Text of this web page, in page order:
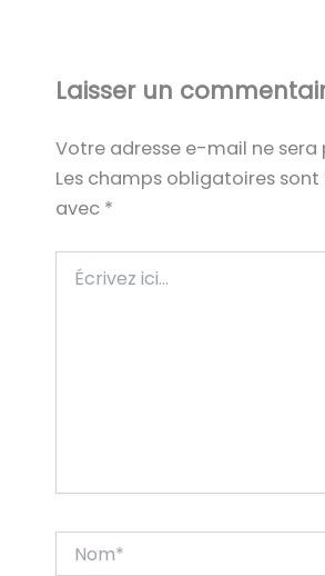
Laisser un
Votre adresse e-mail ne sera
Les champs obligatoires sont
avec *
ici…